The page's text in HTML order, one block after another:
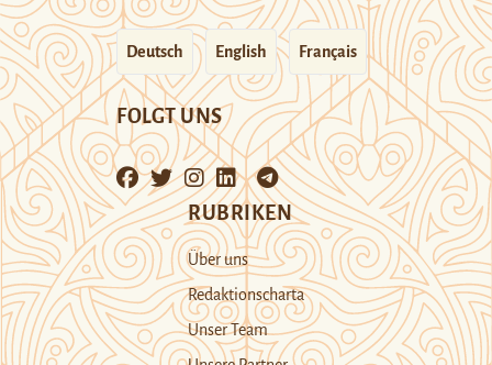
Deutsch English Français
FOLGT UNS
RUBRIKEN
Über uns
Redaktionscharta
Unser Team